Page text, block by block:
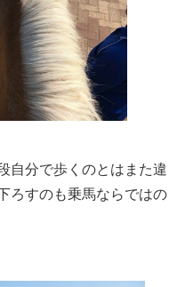
自分で歩くのとはまた違
ろすのも乗馬ならではの